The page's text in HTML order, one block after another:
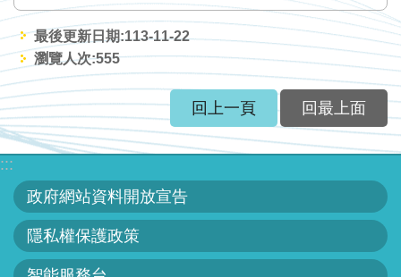
互
動
交
流
專
屬
站
政
府
最後更新日期:113-11-22
瀏覽人次:555
回上一頁 回最上面
:::
政府網站資料開放宣告
隱私權保護政策